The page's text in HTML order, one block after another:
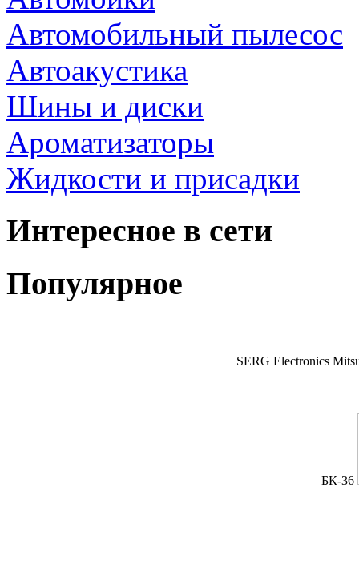
Автомобильный пылесос
Автоакустика
Шины и диски
Ароматизаторы
Жидкости и присадки
Интересное в сети
Популярное
SERG Electronics
БК-36